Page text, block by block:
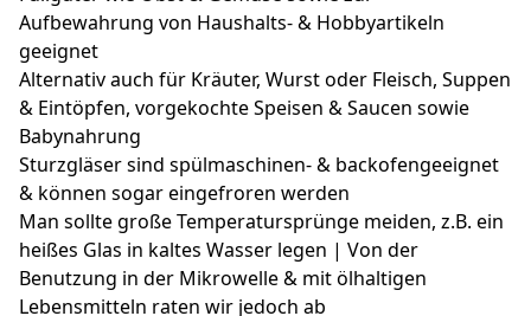
Aufbewahrung von Haushalts- & Hobbyartikeln
geeignet
Alternativ auch für Kräuter, Wurst oder Fleisch, Suppen
& Eintöpfen, vorgekochte Speisen & Saucen sowie
Babynahrung
Sturzgläser sind spülmaschinen- & backofengeeignet
& können sogar eingefroren werden
Man sollte große Temperatursprünge meiden, z.B. ein
heißes Glas in kaltes Wasser legen | Von der
Benutzung in der Mikrowelle & mit ölhaltigen
Lebensmitteln raten wir jedoch ab